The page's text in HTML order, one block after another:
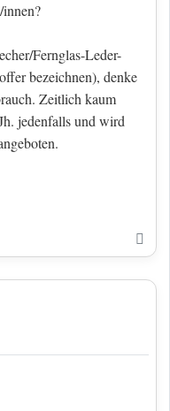
Fernglas-Leder-
bezeichnen), denke
Zeitlich kaum
jedenfalls und wird